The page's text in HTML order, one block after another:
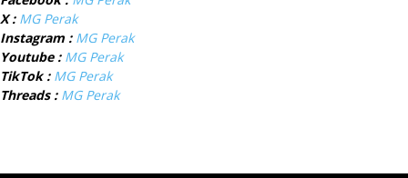
X : MG Perak
Instagram : MG Perak
Youtube : MG Perak
TikTok : MG Perak
Threads : MG Perak